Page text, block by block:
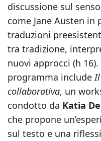
discussione sul
come Jane Austen in
traduzioni
tra tradizione,
nuovi approcci (h
programma include
collaborativa, un
condotto da Katia
che propone
sul testo e una